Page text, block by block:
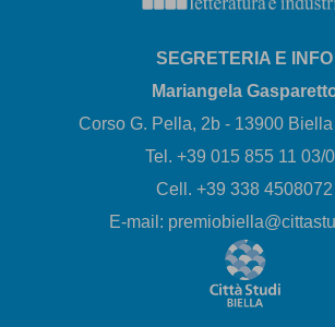
SEGRETERIA E INFO
Mariangela
Corso G. Pella, 2b - 13900 Biella
Tel. +39 015 855 11 03/
Cell. +39 338 4508072
E-mail: